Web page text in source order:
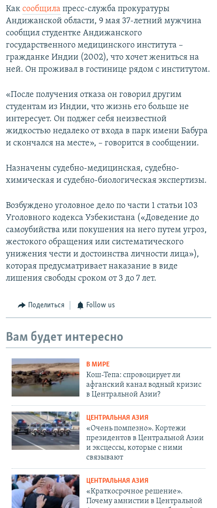
Как сообщила пресс-служба прокуратуры
Андижанской области, 9 мая 37-летний мужчина
сообщил студентке Андижанского
государственного медицинского института –
гражданке Индии (2002), что хочет жениться на
ней. Он проживал в гостинице рядом с институтом.
«После получения отказа он говорил другим
студентам из Индии, что жизнь его больше не
интересует. Он поджег себя неизвестной
жидкостью недалеко от входа в парк имени Бабура
и скончался на месте», – говорится в сообщении.
Назначены судебно-медицинская, судебно-
химическая и судебно-биологическая экспертизы.
Возбуждено уголовное дело по части 1 статьи 103
Уголовного кодекса Узбекистана («Доведение до
самоубийства или покушения на него путем угроз,
жестокого обращения или систематического
унижения чести и достоинства личности лица»),
которая предусматривает наказание в виде
лишения свободы сроком от 3 до 7 лет.
Поделиться Follow us
Вам будет интересно
В МИРЕ
Кош-Тепа: спровоцирует ли
афганский канал водный кризис
в Центральной Азии?
ЦЕНТРАЛЬНАЯ АЗИЯ
«Очень помпезно». Кортежи
президентов в Центральной Азии
и эксцессы, которые с ними
связывают
ЦЕНТРАЛЬНАЯ АЗИЯ
«Краткосрочное решение».
Почему амнистии в Центральной